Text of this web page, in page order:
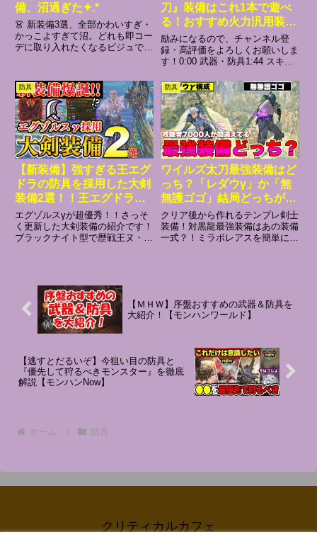
備、沼過ぎた✦.*
👗 新装備3選、全部かわいすぎ・
かっこよすぎて沼。どれも即コー
デに取り入れたくなるビジュです
価も忘れないでね₍ᐢᵒ̴̶̷̥́ ·̮ ᵒ̴̶̷̥́ ᐢ₎ぅʓぅʓ#
モンハン#モンハンワ...
刀』装備はこれ1本で遊べ
る！おすすめ火力汎用装備
紹介 モンハンワイルズ
MHWilds MHWs：モンス
ターハンターワイルズ
励みになるので、チャンネル登
録・高評価をよろしくお願いしま
す！0:00 武器・防具1:44 スキル
ンハンワイルズ#太刀
防具
【新装備】強すぎる王エグ
ドラの防具を採用した大剣
装備2選！！王エグドラ実
戦付き【モンハンワイル
ズ】
エグゾルスγが超優秀！！さっそ
く更新した大剣装備の紹介です！
ブラックナイト型で歴戦王ヌ・エ
流れ☆0:00 OP＆挨拶0:45①王エ
グドラ対策大剣装備2...
防具
ワイルズ太刀最強装備はど
っち？「レダウγ」か「無
無護ゴゴ」結局どっちが強
いか徹底解決【モンハンワ
イルズ】【太刀装備】
クリア後から作れるテンプレ剣士
装備！対黒龍最強装備はあの装備
一式？！ミラボレアスを簡単に倒
【ＭＨＷ】序盤おすすめの武器＆防具を
大紹介！【モンハンワールド】
【逃すとだるいぞ】今狙い目の防具と
『優先して狩るべきモンスター』を徹底
解説【モンハンNow】
ホーム 防具
クリティカルカフェ